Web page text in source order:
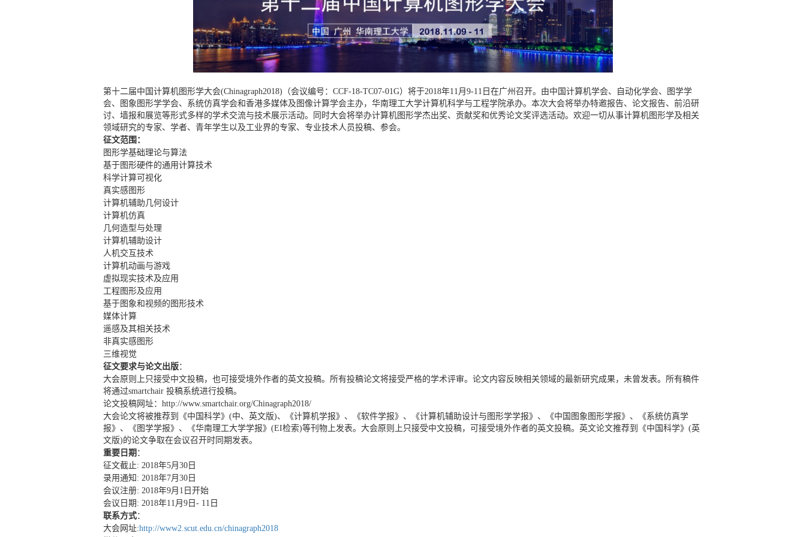
第十二届中国计算机图形学大会(Chinagraph2018)（会议编号：CCF-18-TC07-01G）将于2018年11月9-11日在广州召开。由中国计算机学会、自动化学会、图学学
会、图象图形学学会、系统仿真学会和香港多媒体及图像计算学会主办，华南理工大学计算机科学与工程学院承办。本次大会将举办特邀报告、论文报告、前沿研
讨、墙报和展览等形式多样的学术交流与技术展示活动。同时大会将举办计算机图形学杰出奖、贡献奖和优秀论文奖评选活动。欢迎一切从事计算机图形学及相关
领域研究的专家、学者、青年学生以及工业界的专家、专业技术人员投稿、参会。
征文范围：
图形学基础理论与算法
基于图形硬件的通用计算技术
科学计算可视化
真实感图形
计算机辅助几何设计
计算机仿真
几何造型与处理
计算机辅助设计
人机交互技术
计算机动画与游戏
虚拟现实技术及应用
工程图形及应用
基于图象和视频的图形技术
媒体计算
遥感及其相关技术
非真实感图形
三维视觉
征文要求与论文出版：
大会原则上只接受中文投稿，也可接受境外作者的英文投稿。所有投稿论文将接受严格的学术评审。论文内容反映相关领域的最新研究成果，未曾发表。所有稿件
将通过smartchair 投稿系统进行投稿。
论文投稿网址：http://www.smartchair.org/Chinagraph2018/
大会论文将被推荐到《中国科学》(中、英文版)、《计算机学报》、《软件学报》、《计算机辅助设计与图形学学报》、《中国图象图形学报》、《系统仿真学
报》、《图学学报》、《华南理工大学学报》(EI检索)等刊物上发表。大会原则上只接受中文投稿，可接受境外作者的英文投稿。英文论文推荐到《中国科学》(英
文版)的论文争取在会议召开时同期发表。
重要日期 ：
征文截止: 2018年5月30日
录用通知: 2018年7月30日
会议注册: 2018年9月1日开始
会议日期: 2018年11月9日- 11日
联系方式：
大会网址:http://www2.scut.edu.cn/chinagraph2018